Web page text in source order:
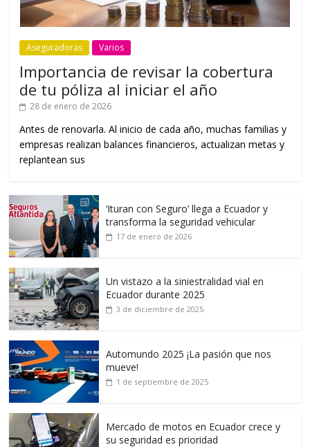
Aseguradoras Varios
Importancia de revisar la cobertura
de tu póliza al iniciar el año
28 de enero de 2026
Antes de renovarla. Al inicio de cada año, muchas familias y
empresas realizan balances financieros, actualizan metas y
replantean sus
‘Ituran con Seguro’ llega a Ecuador y
transforma la seguridad vehicular
17 de enero de 2026
Un vistazo a la siniestralidad vial en
Ecuador durante 2025
3 de diciembre de 2025
Automundo 2025 ¡La pasión que nos
mueve!
1 de septiembre de 2025
Mercado de motos en Ecuador crece y
su seguridad es prioridad